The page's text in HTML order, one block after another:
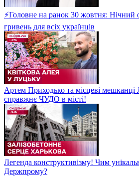
⚡Головне на ранок 30 жовтня: Нічний
гривень для всіх українців
Артем Приходько та місцеві мешканці
справжнє ЧУДО в місті!
Легенда конструктивізму! Чим
Держпрому?